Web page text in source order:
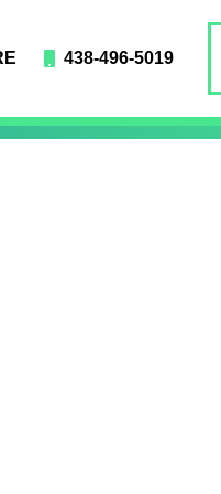
438-496-5019